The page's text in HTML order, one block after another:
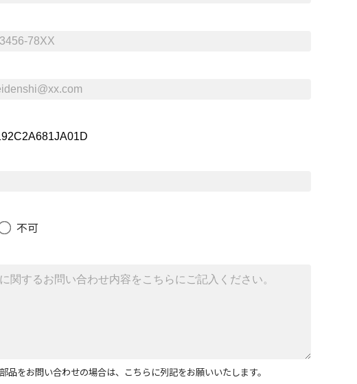
不可
品をお問い合わせの場合は、こちらに列記をお願いいたします。